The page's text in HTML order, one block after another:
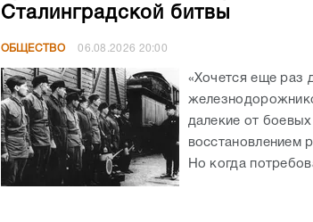
Сталинградской битвы
ОБЩЕСТВО 06.08.2026 20:00
«Хочется еще раз
далекие от
восстановлением
Но когда